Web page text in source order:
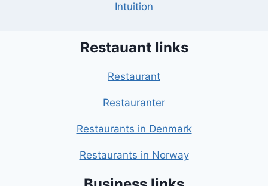
Intuition
Restauant links
Restaurant
Restauranter
Restaurants in Denmark
Restaurants in Norway